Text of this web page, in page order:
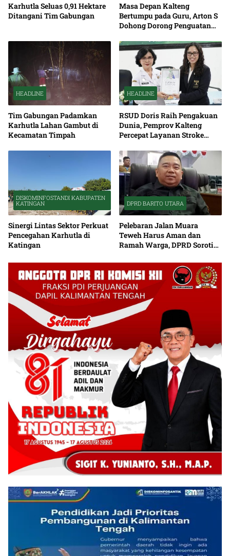
Karhutla Seluas 0,91 Hektare
Ditangani Tim Gabungan
Masa Depan Kalteng
Bertumpu pada Guru, Arton S
Dohong Dorong Penguatan
HEADLINE
Tim Gabungan Padamkan
Karhutla Lahan Gambut di
Kecamatan Timpah
HEADLINE
RSUD Doris Raih Pengakuan
Dunia, Pemprov Kalteng
Percepat Layanan Stroke
DISKOMINFOSTANDI KABUPATEN
KATINGAN
Sinergi Lintas Sektor Perkuat
Pencegahan Karhutla di
Katingan
DPRD BARITO UTARA
Pelebaran Jalan Muara
Teweh Harus Aman dan
Ramah Warga, DPRD Soroti